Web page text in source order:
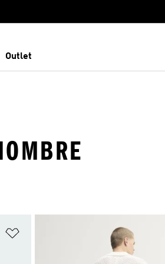
Outlet
Añadir a la lista de deseos